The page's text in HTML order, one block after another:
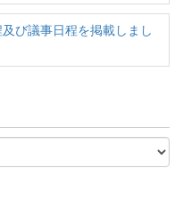
び議事日程を掲載しまし